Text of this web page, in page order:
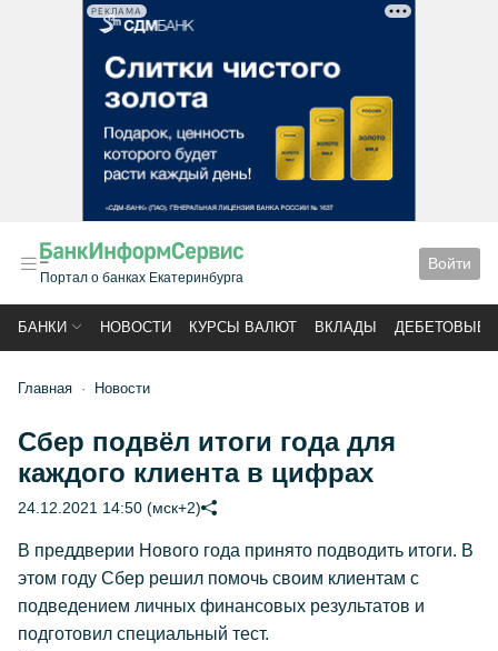
РЕКЛАМА
Портал о банках Екатеринбурга
Войти
БАНКИ НОВОСТИ КУРСЫ ВАЛЮТ ВКЛАДЫ ДЕБЕТОВЫЕ
Главная Новости
Сбер подвёл итоги года для
каждого клиента в цифрах
24.12.2021 14:50 (мск+2)
В преддверии Нового года принято подводить итоги. В
этом году Сбер решил помочь своим клиентам с
подведением личных финансовых результатов и
подготовил специальный тест.